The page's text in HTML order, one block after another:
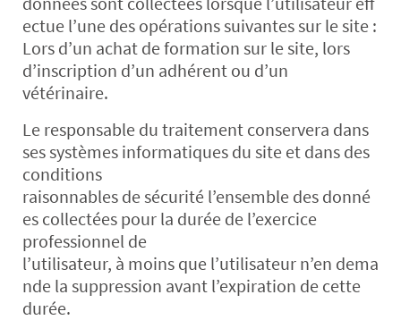
ectue l’une des opérations suivantes sur le site :
Lors d’un achat de formation sur le site, lors
d’inscription d’un adhérent ou d’un
vétérinaire.
Le responsable du traitement conservera dans
ses systèmes informatiques du site et dans des
conditions
raisonnables de sécurité l’ensemble des donné
es collectées pour la durée de l’exercice
professionnel de
l’utilisateur, à moins que l’utilisateur n’en dema
nde la suppression avant l’expiration de cette
durée.